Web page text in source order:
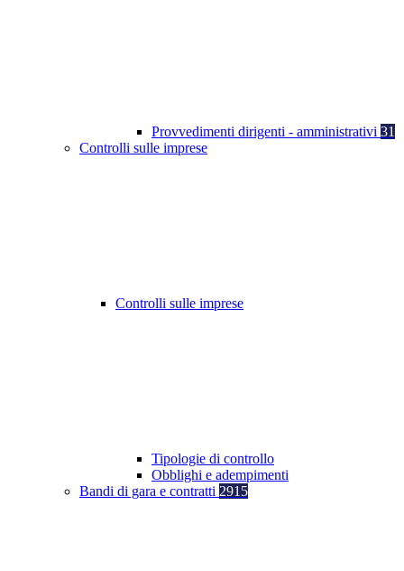
Provvedimenti dirigenti - amministrativi 31
Controlli sulle imprese
Controlli sulle imprese
Tipologie di controllo
Obblighi e adempimenti
Bandi di gara e contratti 2915